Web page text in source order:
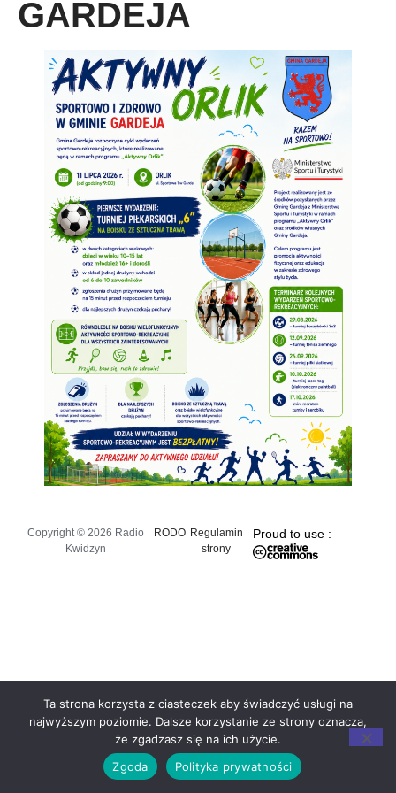
GARDEJA
Copyright © 2026 Radio
Kwidzyn
RODO Regulamin
strony
Proud to use :
Ta strona korzysta z ciasteczek aby świadczyć usługi na
najwyższym poziomie. Dalsze korzystanie ze strony oznacza,
że zgadzasz się na ich użycie.
Zgoda
Polityka prywatności